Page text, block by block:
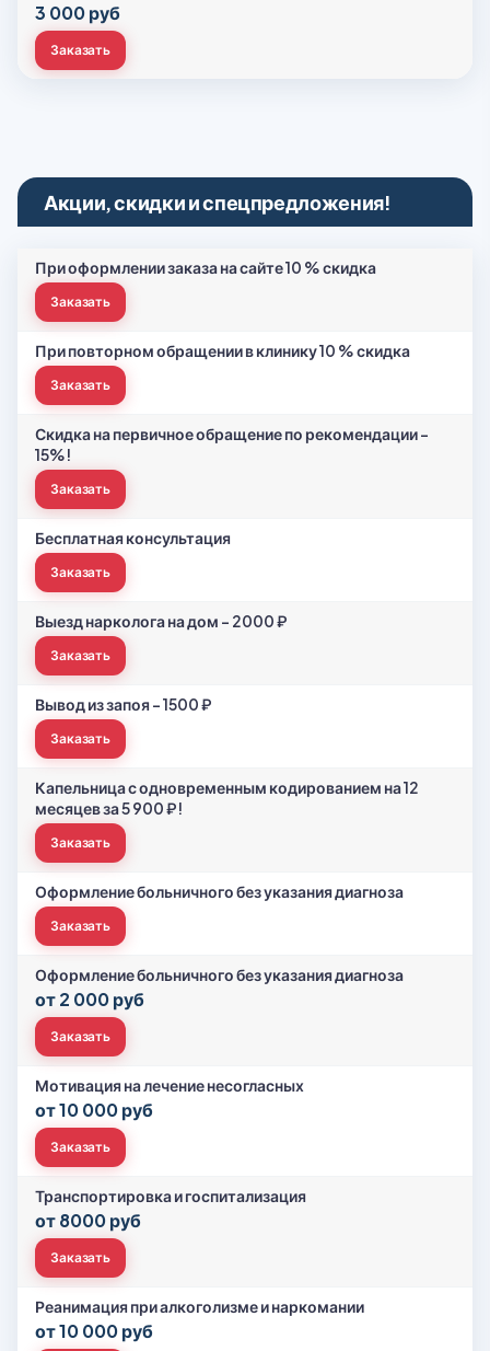
3 000 руб
Заказать
Акции, скидки и спецпредложения!
При оформлении заказа на сайте 10 % скидка
Заказать
При повторном обращении в клинику 10 % скидка
Заказать
Скидка на первичное обращение по рекомендации -
15%!
Заказать
Бесплатная консультация
Заказать
Выезд нарколога на дом - 2000 ₽
Заказать
Вывод из запоя - 1500 ₽
Заказать
Капельница с одновременным кодированием на 12
месяцев за 5 900 ₽!
Заказать
Оформление больничного без указания диагноза
Заказать
Оформление больничного без указания диагноза
от 2 000 руб
Заказать
Мотивация на лечение несогласных
от 10 000 руб
Заказать
Транспортировка и госпитализация
от 8000 руб
Заказать
Реанимация при алкоголизме и наркомании
от 10 000 руб